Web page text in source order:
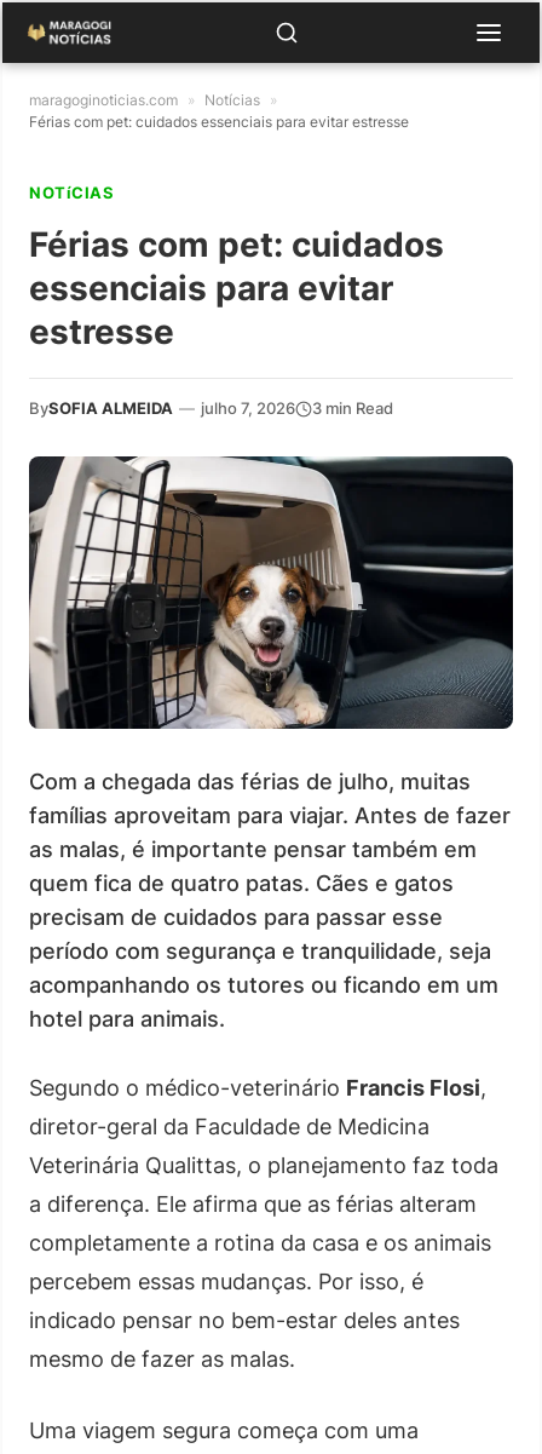
maragoginoticias.com » Notícias »
Férias com pet: cuidados essenciais para evitar estresse
NOTíCIAS
Férias com pet: cuidados
essenciais para evitar
estresse
BySOFIA ALMEIDA — julho 7, 2026 3 min Read
Com a chegada das férias de julho, muitas
famílias aproveitam para viajar. Antes de fazer
as malas, é importante pensar também em
quem fica de quatro patas. Cães e gatos
precisam de cuidados para passar esse
período com segurança e tranquilidade, seja
acompanhando os tutores ou ficando em um
hotel para animais.
Segundo o médico-veterinário Francis Flosi,
diretor-geral da Faculdade de Medicina
Veterinária Qualittas, o planejamento faz toda
a diferença. Ele afirma que as férias alteram
completamente a rotina da casa e os animais
percebem essas mudanças. Por isso, é
indicado pensar no bem-estar deles antes
mesmo de fazer as malas.
Uma viagem segura começa com uma